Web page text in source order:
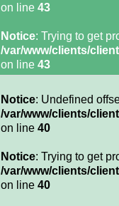
on line 43
Notice: Trying to get
/var/www/clients/
on line 43
Notice: Undefined
/var/www/clients/
on line 40
Notice: Trying to get
/var/www/clients/
on line 40